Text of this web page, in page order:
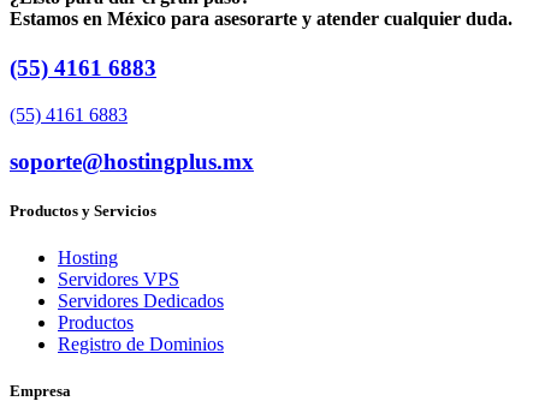
Estamos en México para asesorarte y atender cualquier duda.
(55) 4161 6883
(55) 4161 6883
soporte@hostingplus.mx
Productos y Servicios
Hosting
Servidores VPS
Servidores Dedicados
Productos
Registro de Dominios
Empresa